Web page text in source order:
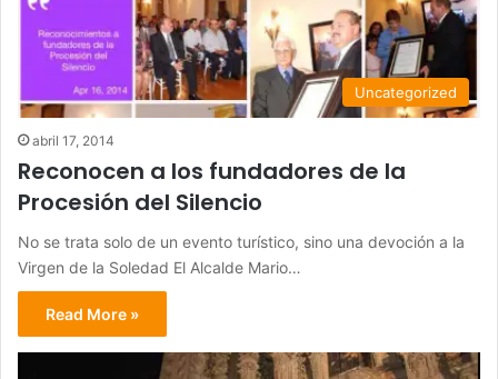
Uncategorized
abril 17, 2014
Reconocen a los fundadores de la
Procesión del Silencio
No se trata solo de un evento turístico, sino una devoción a la
Virgen de la Soledad El Alcalde Mario…
Read More »